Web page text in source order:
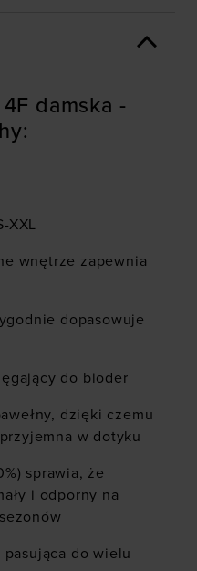
damska -
XXL
wnętrze zapewnia
dopasowuje
do bioder
dzięki czemu
w dotyku
sprawia, że
i odporny na
do wielu